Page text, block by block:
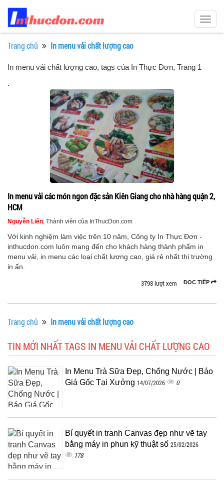
Trang chủ In menu vải chất lượng cao
In menu vải chất lượng cao, tags của In Thực Đơn, Trang 1
.
In menu vải các món ngon đặc sản Kiên Giang cho nhà hàng quận 2,
HCM
Nguyễn Liên, Thành viên của InThucDon.com
Với kinh nghiệm làm việc trên 10 năm, Công ty In Thực Đơn -
inthucdon.com luôn mang đến cho khách hàng thành phẩm in
menu vải, in menu các loại chất lượng cao, giá rẻ nhất thị trường
in ấn.
ĐỌC TIẾP
3798 lượt xem
Trang chủ In menu vải chất lượng cao
TIN MỚI NHẤT TAGS IN MENU VẢI CHẤT LƯỢNG CAO
In Menu Trà Sữa Đẹp, Chống Nước | Báo
Giá Gốc Tại Xưởng 14/07/2026 0
Bí quyết in tranh Canvas đẹp như vẽ tay
bằng máy in phun kỹ thuật số 25/02/2026
178